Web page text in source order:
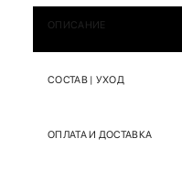
ОПИСАНИЕ
СОСТАВ | УХОД
ОПЛАТА И ДОСТАВКА